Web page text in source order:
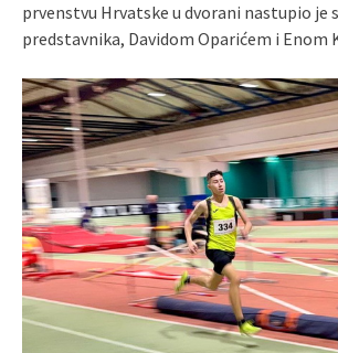
prvenstvu Hrvatske u dvorani nastupio je
predstavnika, Davidom Oparićem i Enom